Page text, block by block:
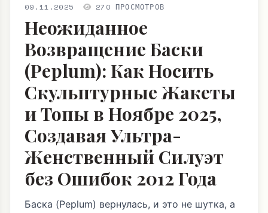
09.11.2025 270 ПРОСМОТРОВ
Неожиданное
Возвращение Баски
(Peplum): Как Носить
Скульптурные Жакеты
и Топы в Ноябре 2025,
Создавая Ультра-
Женственный Силуэт
без Ошибок 2012 Года
Баска (Peplum) вернулась, и это не шутка, а